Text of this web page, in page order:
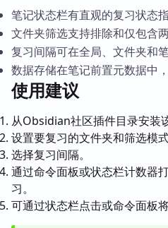
笔记状态栏有直观的复习状态指
文件夹筛选支持排除和仅包含
复习间隔可在全局、文件夹和
数据存储在笔记前置元数据中
使用建议
从Obsidian社区插件目录安装
设置要复习的文件夹和筛选模式
选择复习间隔。
通过命令面板或状态栏计数器
习。
可通过状态栏点击或命令面板